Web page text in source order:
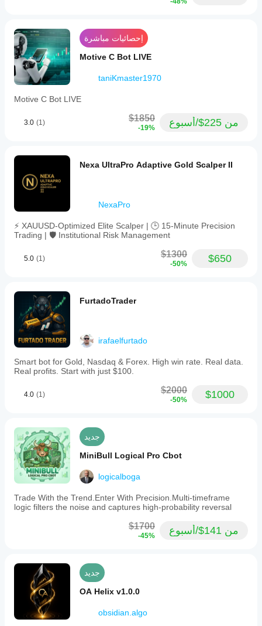
maintains
two
open
positions
simultaneously
—
one
a
profit
—
uses
trailing
stops
a
win-
loss
option
manage
mitigate
risk,
the
cBot
automatically
stops
trading
drawdown
exceeds
and
when
spreads
exceed
a
set
maximum,
such
as
during
news
for
use
on
cloud
or
VPS
platforms
journal on
New York
open
makes
that
clearer.
November 5, 2024
forward
should
stay
trading,
103
setups
on daily
enough
deserves
more
attention.
يساعدك
اختبار
البوت في
بيئتك
الخاصة
كيفية أدائه
الاستخدام
إحصائيات مباشرة
Motive C Bot LIVE
taniKmaster1970
Motive C Bot LIVE
3.0 (1) $1850
-19% من 225$/أسبوع
Nexa UltraPro Adaptive Gold Scalper II
NexaPro
⚡ XAUUSD-Optimized Elite Scalper | 🕒 15-Minute Precision
Trading | 🛡️ Institutional Risk Management
5.0 (1) $1300
-50% $650
FurtadoTrader
irafaelfurtado
Smart bot for Gold, Nasdaq & Forex. High win rate. Real data.
Real profits. Start with just $100.
4.0 (1) $2000
-50% $1000
جديد
MiniBull Logical Pro Cbot
logicalboga
Trade With the Trend.Enter With Precision.Multi-timeframe
logic filters the noise and captures high-probability reversal
$1700
-45% من 141$/أسبوع
جديد
OA Helix v1.0.0
obsidian.algo